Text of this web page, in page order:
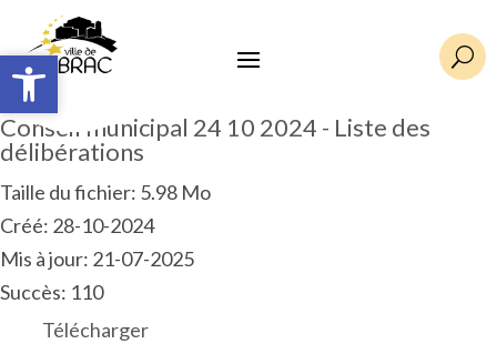
Ouvrir la barre d’outils U
Conseil municipal 24 10 2024 - Liste des
délibérations
Taille du fichier: 5.98 Mo
Créé: 28-10-2024
Mis à jour: 21-07-2025
Succès: 110
Télécharger
Ouvrir la barre d’outils